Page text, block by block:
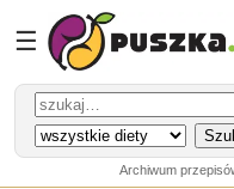
☰
Archiwum